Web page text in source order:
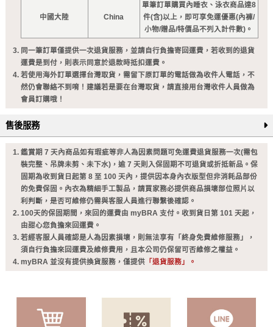
中國大陸 China
單筆訂單購買內睡衣、泳衣商品達8
件(含)以上，即可享免運優惠(內褲/
小物/贈品/特價品不列入計件數)。
同一筆訂單僅提供一次退貨服務，並請自行負擔寄回運費，若收到的退貨
運費是到付，則表示同意於退款時抵扣運費。
若使用海外訂單選擇台灣取貨，需留下原訂單的電話做為收件人電話，不
然仍會聯絡不到唷！建議若是要在台灣取貨，請直接用台灣收件人員做為
會員訂購哦！
售後服務
鑑賞期 7 天內商品如有瑕疵等非人為因素問題可免運費退貨服務一次(需包
裝完整、吊牌未剪、未下水)，逾 7 天則入保固期不可退貨或折抵新品。保
固期為收到貨日起第 8 至 100 天內，提供因本身內衣版型但非消耗品部份
的免費保固。內衣為精細手工製品，請買家務必提供商品損壞部位照片以
利判斷，是否可維修仍需與客服人員進行聯繫後確認。
100天的保固期間，來回的運費由 myBRA 支付。收到貨日第 101 天起，
由甜心您負擔來回運費。
若經客服人員確認是人為因素損壞，則無法享有「終身免費維修服務」，
須自行負擔來回運費及維修費用，且本公司仍保留可否維修之權益。
myBRA 並沒有提供換貨服務，僅提供「退貨服務」。